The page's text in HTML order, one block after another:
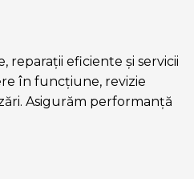
reparații eficiente și servicii
în funcțiune, revizie
Asigurăm performanță